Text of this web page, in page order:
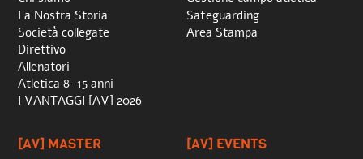
La Nostra Storia
Società collegate
Direttivo
Allenatori
Atletica 8-15 anni
I VANTAGGI [AV] 2026
Safeguarding
Area Stampa
[AV] MASTER [AV] EVENTS